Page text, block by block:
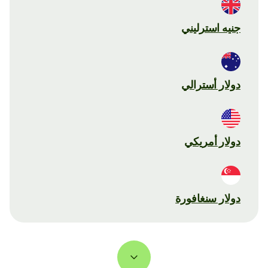
جنيه استرليني
دولار أسترالي
دولار أمريكي
دولار سنغافورة